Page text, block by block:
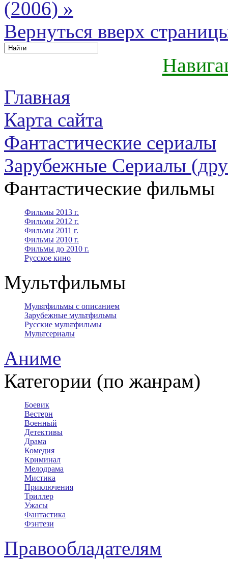
(2006) »
Вернуться вверх
Главная
Карта сайта
Фантастические сериалы
Зарубежные Сериалы
Фантастические фильмы
Фильмы 2013 г.
Фильмы 2012 г.
Фильмы 2011 г.
Фильмы 2010 г.
Фильмы до 2010 г.
Русское кино
Мультфильмы
Мультфильмы с описанием
Зарубежные мультфильмы
Русские мультфильмы
Мультсериалы
Аниме
Категории (по жанрам)
Боевик
Вестерн
Военный
Детективы
Драма
Комедия
Криминал
Мелодрама
Мистика
Приключения
Триллер
Ужасы
Фантастика
Фэнтези
Правообладателям